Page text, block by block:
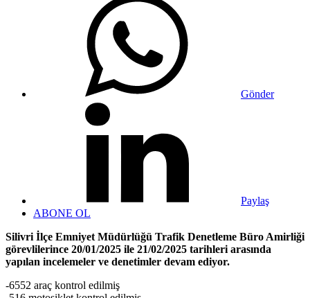
Gönder
Paylaş
ABONE OL
Silivri İlçe Emniyet Müdürlüğü Trafik Denetleme Büro Amirliği
görevlilerince 20/01/2025 ile 21/02/2025 tarihleri arasında
yapılan incelemeler ve denetimler devam ediyor.
-6552 araç kontrol edilmiş